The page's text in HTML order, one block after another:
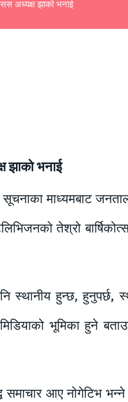
अध्यक्ष झाको भनाई
झाको भनाई
माध्यमबाट
तेश्रो
स्थानीय हुन्छ, हुनुपर्छ,
भूमिका हुने
समाचार आए नोगेटिभ